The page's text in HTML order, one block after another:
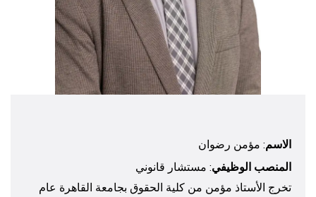
الاسم: مؤمن رضوان
المنصب الوظيفي: مستشار قانوني
تخرج الأستاذ مؤمن من كلية الحقوق بجامعة القاهرة عام